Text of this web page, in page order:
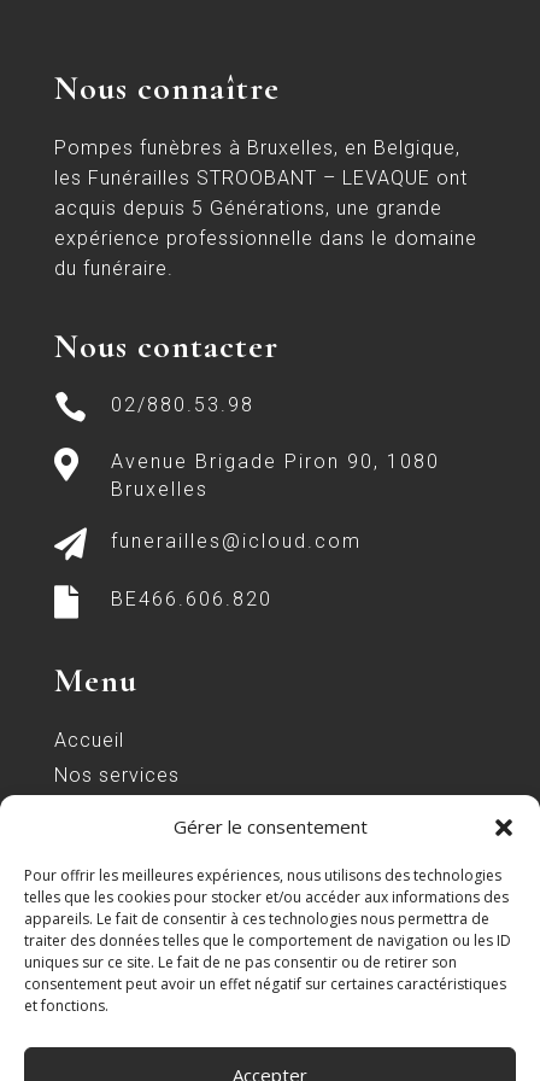
Gérer le consentement
Pour offrir les meilleures expériences, nous utilisons des technologies
telles que les cookies pour stocker et/ou accéder aux informations des
appareils. Le fait de consentir à ces technologies nous permettra de
traiter des données telles que le comportement de navigation ou les ID
uniques sur ce site. Le fait de ne pas consentir ou de retirer son
consentement peut avoir un effet négatif sur certaines caractéristiques
et fonctions.
Accepter
Nous connaître
Pompes funèbres à Bruxelles, en Belgique,
les Funérailles STROOBANT – LEVAQUE ont
acquis depuis 5 Générations, une grande
expérience professionnelle dans le domaine
du funéraire.
Nous contacter
 02/880.53.98

Avenue Brigade Piron 90, 1080
Bruxelles
 funerailles@icloud.com
 BE466.606.820
Menu
Accueil
Nos services
Fleurs-Couronnes
Monuments
Prévoir vos obsèques
Contact